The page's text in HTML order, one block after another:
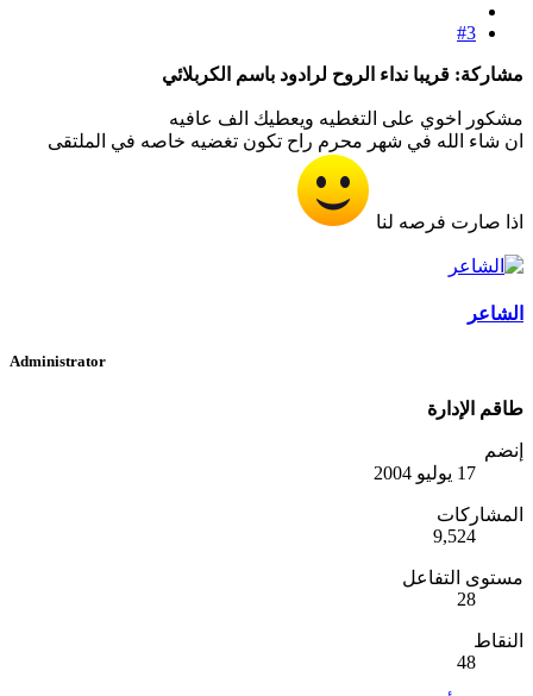
#3
مشاركة: قريبا نداء الروح لرادود باسم الكربلائي
مشكور اخوي على التغطيه ويعطيك الف عافيه
ان شاء الله في شهر محرم راح تكون تغضيه خاصه في الملتقى
اذا صارت فرصه لنا
الشاعر
Administrator
طاقم الإدارة
إنضم
17 يوليو 2004
المشاركات
9,524
مستوى التفاعل
28
النقاط
48